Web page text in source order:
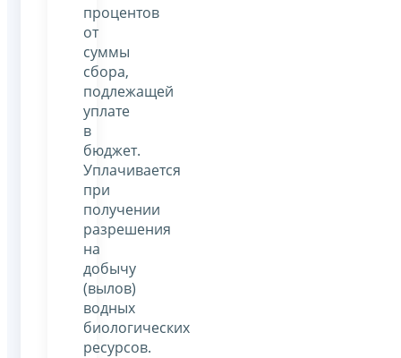
процентов
от
суммы
сбора,
подлежащей
уплате
в
бюджет.
Уплачивается
при
получении
разрешения
на
добычу
(вылов)
водных
биологических
ресурсов.